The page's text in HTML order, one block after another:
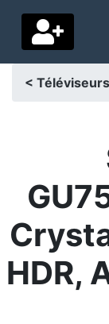
Pays de
Accueil
Baisses de
Paramètres
Soutenez-
< Téléviseurs
HDR,